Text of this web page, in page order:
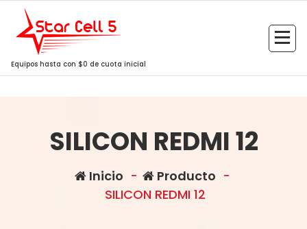
Saltar
contenido
Equipos hasta con $0 de cuota inicial
SILICON REDMI 12
Inicio - Producto -
SILICON REDMI 12